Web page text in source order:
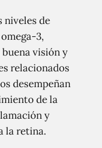
niveles de
3,
visión y
relacionados
desempeñan
de la
y
la retina.